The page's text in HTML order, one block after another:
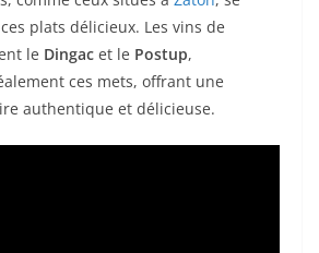
plats délicieux. Les vins de
le Dingac et le Postup,
ces mets, offrant une
authentique et délicieuse.